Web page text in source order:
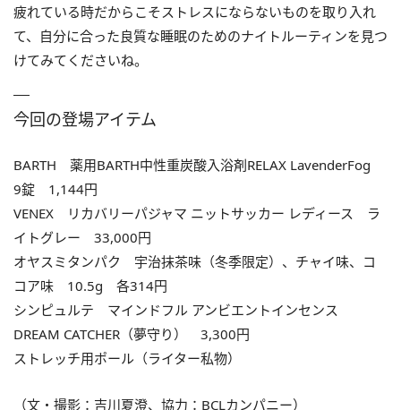
疲れている時だからこそストレスにならないものを取り入れ
て、自分に合った良質な睡眠のためのナイトルーティンを見つ
けてみてくださいね。
今回の登場アイテム
BARTH 薬用BARTH中性重炭酸入浴剤RELAX LavenderFog
9錠 1,144円
VENEX リカバリーパジャマ ニットサッカー レディース ラ
イトグレー 33,000円
オヤスミタンパク 宇治抹茶味（冬季限定）、チャイ味、コ
コア味 10.5g 各314円
シンピュルテ マインドフル アンビエントインセンス
DREAM CATCHER（夢守り） 3,300円
ストレッチ用ポール（ライター私物）
（文・撮影：吉川夏澄、協力：BCLカンパニー）